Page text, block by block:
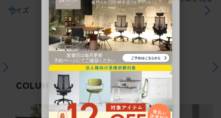
サイズ
COLUMN関連コラム